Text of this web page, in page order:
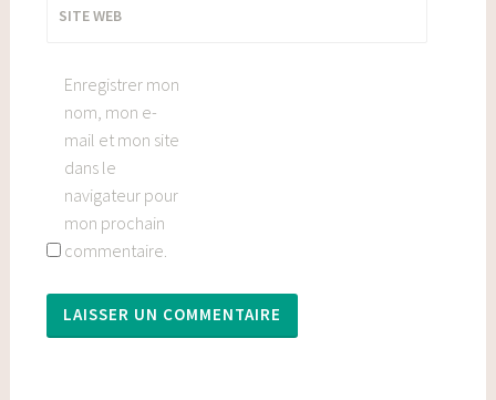
SITE WEB
Enregistrer mon
nom, mon e-
mail et mon site
dans le
navigateur pour
mon prochain
commentaire.